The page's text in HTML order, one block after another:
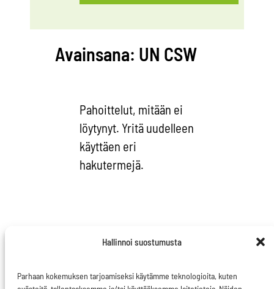
Hallinnoi suostumusta
Parhaan kokemuksen tarjoamiseksi käytämme teknologioita, kuten
Avainsana: UN CSW
Pahoittelut, mitään ei
löytynyt. Yritä uudelleen
käyttäen eri
hakutermejä.